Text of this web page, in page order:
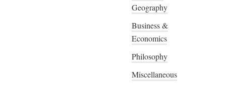
Geography
Business &
Economics
Philosophy
Miscellaneous